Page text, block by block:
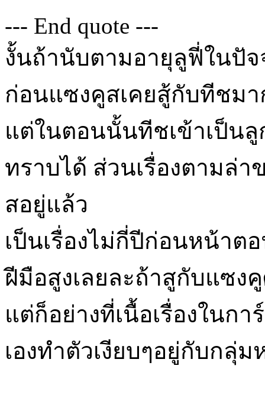
--- End quote ---
งั้นถ้านับตามอายุลูฟี่ในปัจ
ก่อนแซงคูสเคยสู้กับทีชม
แต่ในตอนนั้นทีชเข้าเป็นลู
ทราบได้ ส่วนเรื่องตามล่า
สอยู่แล้ว
เป็นเรื่องไม่กี่ปีก่อนหน้า
ฝีมือสูงเลยละถ้าสูกับแซง
แต่ก็อย่างที่เนื้อเรื่องในก
เองทำตัวเงียบๆอยู่กับกลุ่